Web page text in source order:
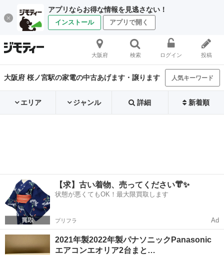
アプリならお得な情報を見逃さない！
インストール アプリで開く
大阪府 検索 ログイン 投稿
大阪府 桜ノ宮駅の家電の中古あげます・譲ります 人気キーワード
エリア ジャンル 詳細 新着順
【求】古い着物、売ってください👘✨
状態が悪くてもOK！最大限買取します
プリフラ Ad
2021年製2022年製パナソニックPanasonic
エアコンエオリア2台まと…